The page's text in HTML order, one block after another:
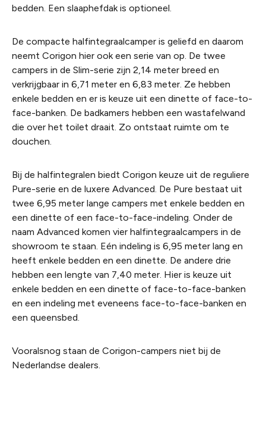
bedden. Een slaaphefdak is optioneel.
De compacte halfintegraalcamper is geliefd en daarom
neemt Corigon hier ook een serie van op. De twee
campers in de Slim-serie zijn 2,14 meter breed en
verkrijgbaar in 6,71 meter en 6,83 meter. Ze hebben
enkele bedden en er is keuze uit een dinette of face-to-
face-banken. De badkamers hebben een wastafelwand
die over het toilet draait. Zo ontstaat ruimte om te
douchen.
Bij de halfintegralen biedt Corigon keuze uit de reguliere
Pure-serie en de luxere Advanced. De Pure bestaat uit
twee 6,95 meter lange campers met enkele bedden en
een dinette of een face-to-face-indeling. Onder de
naam Advanced komen vier halfintegraalcampers in de
showroom te staan. Eén indeling is 6,95 meter lang en
heeft enkele bedden en een dinette. De andere drie
hebben een lengte van 7,40 meter. Hier is keuze uit
enkele bedden en een dinette of face-to-face-banken
en een indeling met eveneens face-to-face-banken en
een queensbed.
Vooralsnog staan de Corigon-campers niet bij de
Nederlandse dealers.